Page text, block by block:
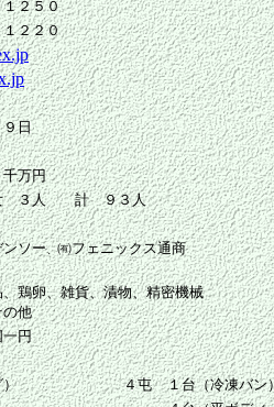
１２５０
２２０
９日
万円
３人 計 ９３人
ンソー、㈲フェニックス通商
鶏卵、雑貨、漬物、精密機械
の他
一円
） ４屯
１台（冷凍バン